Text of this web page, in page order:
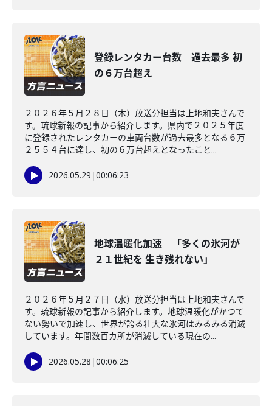
登録レンタカー台数 過去最多 初
の６万台超え
２０２６年５月２８日（木）放送分担当は上地和夫さんで
す。琉球新報の記事から紹介します。県内で２０２５年度
に登録されたレンタカーの車両台数が過去最多となる６万
２５５４台に達し、初の６万台超えとなったこと...
2026.05.29 |00:06:23
地球温暖化加速 「多くの氷河が
２１世紀を 生き残れない」
２０２６年５月２７日（水）放送分担当は上地和夫さんで
す。琉球新報の記事から紹介します。地球温暖化がかつて
ない勢いで加速し、世界が誇る壮大な氷河はみるみる消滅
しています。年間数百カ所が消滅している現在の...
2026.05.28 |00:06:25